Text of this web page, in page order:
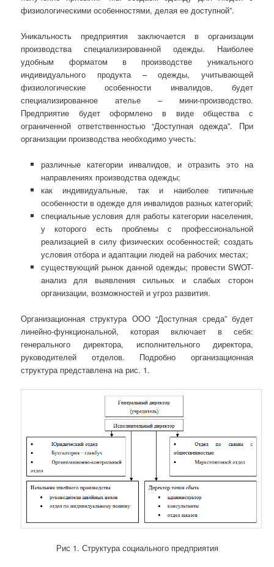
физиологическими особенностями, делая ее доступной”.
Уникальность предприятия заключается в организации
производства специализированной одежды. Наиболее
удобным форматом в производстве уникального
индивидуального продукта – одежды, учитывающей
физиологические особенности инвалидов, будет
специализированное ателье – мини-производство.
Предприятие будет оформлено в виде общества с
ограниченной ответственностью “Доступная одежда”. При
организации производства необходимо учесть:
различные категории инвалидов, и отразить это на
направлениях производства одежды;
как индивидуальные, так и наиболее типичные
особенности в одежде для инвалидов разных категорий;
специальные условия для работы категории населения,
у которого есть проблемы с профессиональной
реализацией в силу физических особенностей; создать
условия отбора и адаптации людей на рабочих местах;
существующий рынок данной одежды; провести SWOT-
анализ для выявления сильных и слабых сторон
организации, возможностей и угроз развития.
Организационная структура ООО “Доступная среда” будет
линейно-функциональной, которая включает в себя:
генерального директора, исполнительного директора,
руководителей отделов. Подробно организационная
структура представлена на рис. 1.
Рис 1. Структура социального предприятия